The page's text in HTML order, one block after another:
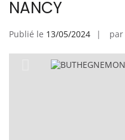
NANCY
Publié le 13/05/2024 par